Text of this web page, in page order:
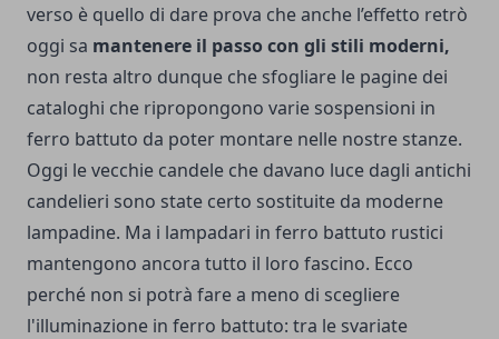
verso è quello di dare prova che anche l’effetto retrò
oggi sa mantenere il passo con gli stili moderni,
non resta altro dunque che sfogliare le pagine dei
cataloghi che ripropongono varie sospensioni in
ferro battuto da poter montare nelle nostre stanze.
Oggi le vecchie candele che davano luce dagli antichi
candelieri sono state certo sostituite da moderne
lampadine. Ma i lampadari in ferro battuto rustici
mantengono ancora tutto il loro fascino. Ecco
perché non si potrà fare a meno di scegliere
l'illuminazione in ferro battuto: tra le svariate